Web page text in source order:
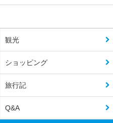
観光
ショッピング
旅行記
Q&A